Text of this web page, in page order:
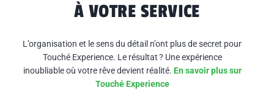
À VOTRE SERVICE
L’organisation et le sens du détail n’ont plus de secret pour
Touché Experience. Le résultat ? Uneexpérience
inoubliable où votre rêve devient réalité. En savoir plus sur
Touché Experience